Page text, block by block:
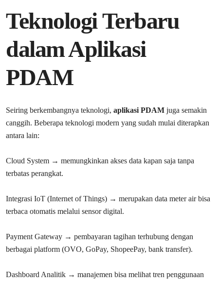
Teknologi Terbaru
dalam Aplikasi
PDAM
Seiring berkembangnya teknologi, aplikasi PDAM juga semakin
canggih. Beberapa teknologi modern yang sudah mulai diterapkan
antara lain:
Cloud System → memungkinkan akses data kapan saja tanpa
terbatas perangkat.
Integrasi IoT (Internet of Things) → merupakan data meter air bisa
terbaca otomatis melalui sensor digital.
Payment Gateway → pembayaran tagihan terhubung dengan
berbagai platform (OVO, GoPay, ShopeePay, bank transfer).
Dashboard Analitik → manajemen bisa melihat tren penggunaan